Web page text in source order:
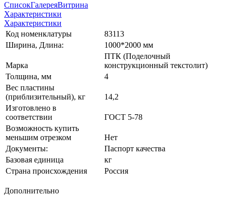
СписокГалереяВитрина
Характеристики
Характеристики
Код номенклатуры
83113
Ширина, Длина:
1000*2000 мм
Марка
ПТК (Поделочный
конструкционный текстолит)
Толщина, мм
4
Вес пластины
(приблизительный), кг
14,2
Изготовлено в
соответствии
ГОСТ 5-78
Возможность купить
меньшим отрезком
Нет
Документы:
Паспорт качества
Базовая единица
кг
Страна происхождения
Россия
Дополнительно